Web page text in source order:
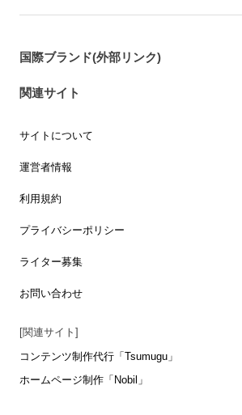
国際ブランド(外部リンク)
関連サイト
サイトについて
運営者情報
利用規約
プライバシーポリシー
ライター募集
お問い合わせ
[関連サイト]
コンテンツ制作代行「Tsumugu」
ホームページ制作「Nobil」